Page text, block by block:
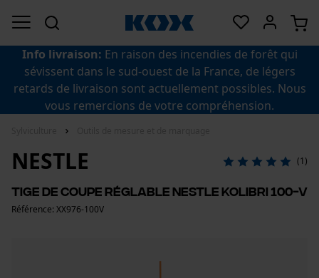
Info livraison: En raison des incendies de forêt qui
sévissent dans le sud-ouest de la France, de légers
retards de livraison sont actuellement possibles. Nous
vous remercions de votre compréhension.
NESTLE (1)
Tige de coupe réglable Nestle Kolibri 100-v
Référence: XX976-100V